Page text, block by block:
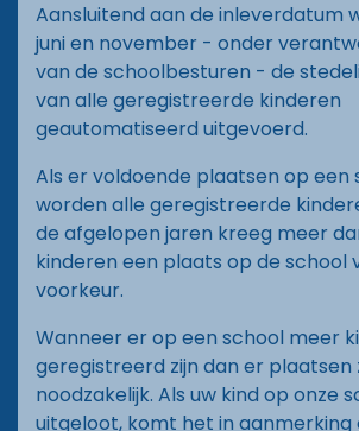
Aansluitend aan de inleverdatum
juni en november - onder
van de schoolbesturen - de
van alle geregistreerde kinderen
geautomatiseerd uitgevoerd.
Als er voldoende plaatsen op een
worden alle geregistreerde
de afgelopen jaren kreeg meer
kinderen een plaats op de school
voorkeur.
Wanneer er op een school meer
geregistreerd zijn dan er plaatsen
noodzakelijk. Als uw kind op onze
uitgeloot, komt het in aanmerking